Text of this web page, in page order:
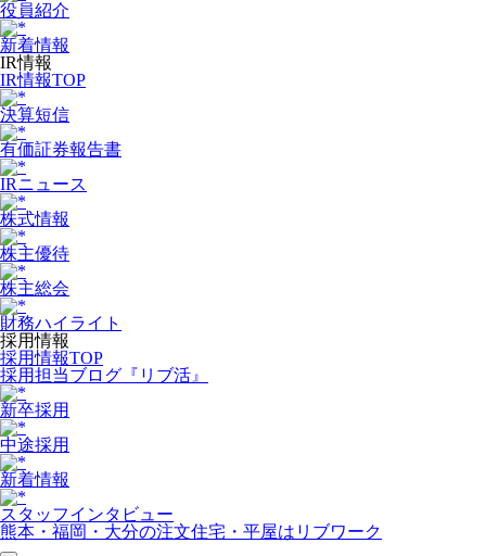
役員紹介
新着情報
IR情報
IR情報TOP
決算短信
有価証券報告書
IRニュース
株式情報
株主優待
株主総会
財務ハイライト
採用情報
採用情報TOP
採用担当ブログ『リブ活』
新卒採用
中途採用
新着情報
スタッフインタビュー
熊本・福岡・大分の注文住宅・平屋はリブワーク